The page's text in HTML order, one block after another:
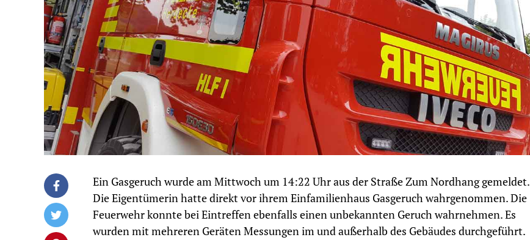
Ein Gasgeruch wurde am Mittwoch um 14:22 Uhr aus der Straße Zum Nordhang gemeldet.
Die Eigentümerin hatte direkt vor ihrem Einfamilienhaus Gasgeruch wahrgenommen. Die
Feuerwehr konnte bei Eintreffen ebenfalls einen unbekannten Geruch wahrnehmen. Es
wurden mit mehreren Geräten Messungen im und außerhalb des Gebäudes durchgeführt.